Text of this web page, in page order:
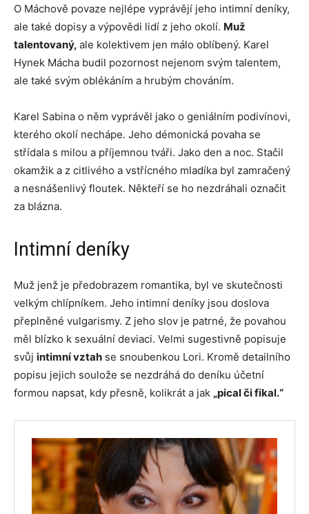
O Máchově povaze nejlépe vyprávějí jeho intimní deníky,
ale také dopisy a výpovědi lidí z jeho okolí. Muž
talentovaný, ale kolektivem jen málo oblíbený. Karel
Hynek Mácha budil pozornost nejenom svým talentem,
ale také svým oblékáním a hrubým chováním.
Karel Sabina o něm vyprávěl jako o geniálním podivínovi,
kterého okolí nechápe. Jeho démonická povaha se
střídala s milou a příjemnou tváři. Jako den a noc. Stačil
okamžik a z citlivého a vstřícného mladíka byl zamračený
a nesnášenlivý floutek. Někteří se ho nezdráhali označit
za blázna.
Intimní deníky
Muž jenž je předobrazem romantika, byl ve skutečnosti
velkým chlípníkem. Jeho intimní deníky jsou doslova
přeplněné vulgarismy. Z jeho slov je patrné, že povahou
měl blízko k sexuální deviaci. Velmi sugestivně popisuje
svůj intimní vztah se snoubenkou Lori. Kromě detailního
popisu jejich soulože se nezdráhá do deníku účetní
formou napsat, kdy přesně, kolikrát a jak „pical či fikal.“